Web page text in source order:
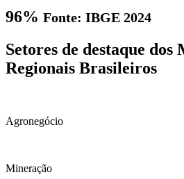
96% Fonte: IBGE 2024
Setores de destaque dos
Regionais Brasileiros
Agronegócio
Mineração